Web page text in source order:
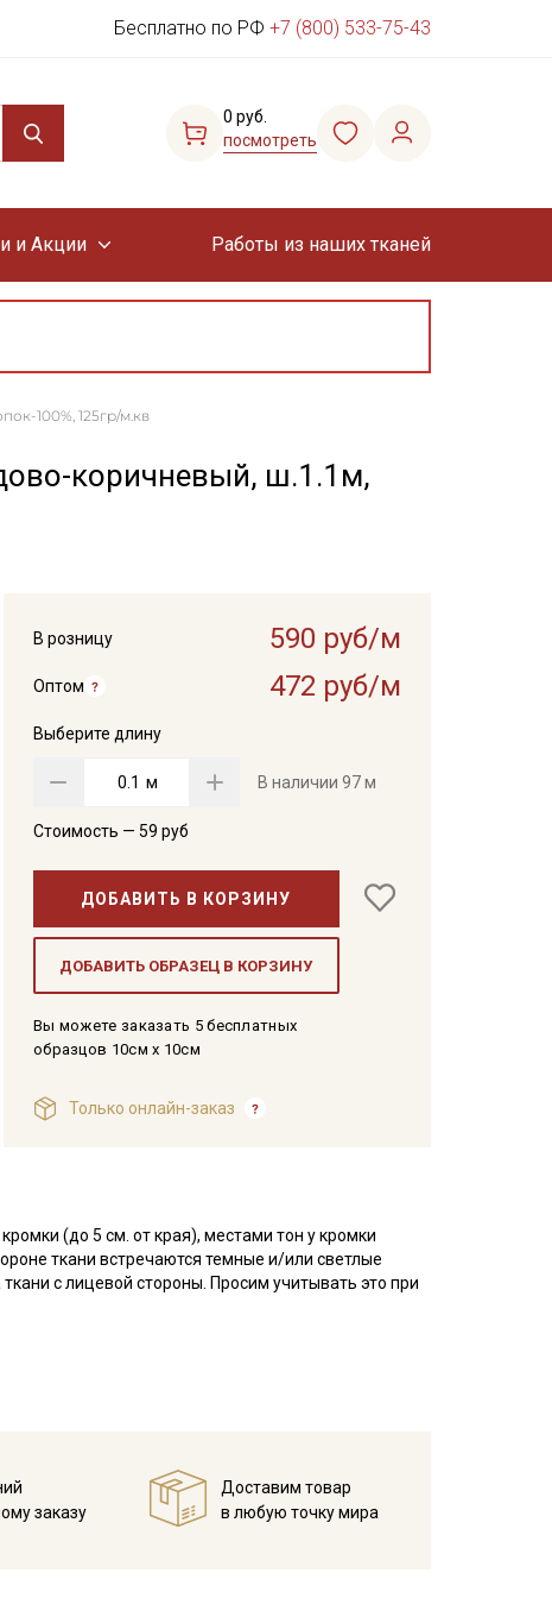
Бесплатно по РФ +7 (800) 533-75-43
0 руб.
посмотреть
и Акции Работы из наших тканей
100%, 125гр/м.кв
коричневый, ш.1.1м,
В розницу 590 руб/м
Оптом 472 руб/м
Выберите длину
м В наличии 97 м
Стоимость — 59 руб
ДОБАВИТЬ В КОРЗИНУ
ДОБАВИТЬ ОБРАЗЕЦ В КОРЗИНУ
Вы можете заказать 5 бесплатных
образцов 10см x 10см
Только онлайн-заказ
(до 5 см. от края), местами тон у кромки
ткани встречаются темные и/или светлые
с лицевой стороны. Просим учитывать это при
и растяжению не поддается, сминаемость
ворса, при пошиве важно раскладывать
заказу
Доставим товар
в любую точку мира